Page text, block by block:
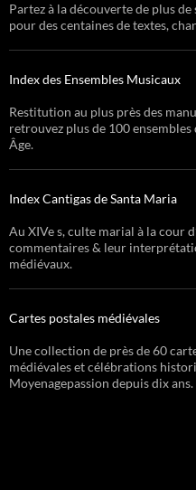
Partez à la découverte de plus
pour des centaines de textes,
Index des Ensembles Musicaux
Restitution au plus près des
retrouvez plus de 100
Âge.
Index Cantigas de Santa Maria
Au XIVe s, culte marial à la cour
commentaires & leur
médiévaux.
Cartes postales médiévales
Une collection de près de 60
médiévales et célébrations
Moyenagepassion depuis dix ans.